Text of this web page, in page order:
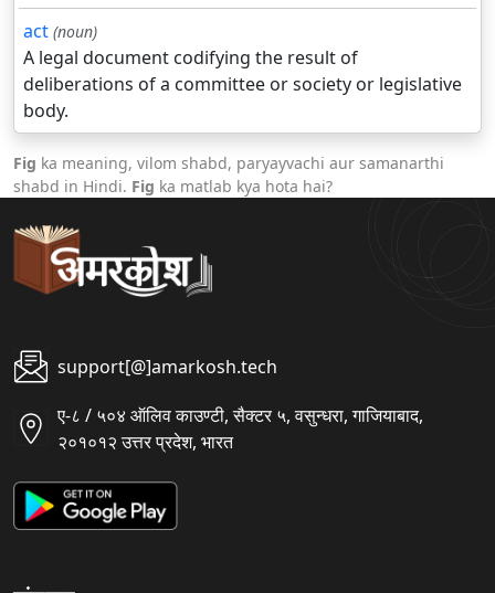
act (noun)
A legal document codifying the result of
deliberations of a committee or society or legislative
body.
Fig ka meaning, vilom shabd, paryayvachi aur samanarthi
shabd in Hindi. Fig ka matlab kya hota hai?
support[@]amarkosh.tech
ए-८ / ५०४ ऑलिव काउण्टी, सैक्टर ५, वसुन्धरा, गाजियाबाद,
२०१०१२ उत्तर प्रदेश, भारत